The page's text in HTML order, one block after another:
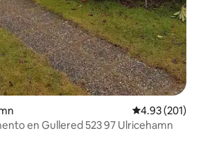
Calificación
4.93 (201)
Agradable apartamento en Gullered 523 97 Ulricehamn